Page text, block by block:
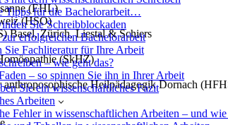
Tipps für die Bachelorarbeit…
Sie Schreibblockaden
erfolgreichen Bachelorarbeit
Sie Fachliteratur für Ihre Arbeit
– wie geht das?
– so spinnen Sie ihn in Ihrer Arbeit
Sie ein wissenschaftliches Fazit
Arbeiten
Fehler in wissenschaftlichen Arbeiten – und
(EHL)
(HSO)
Basel, Zürich, Liestal & Schiers
(SkHZ)
anthroposophische Heilpädagogik Dornach